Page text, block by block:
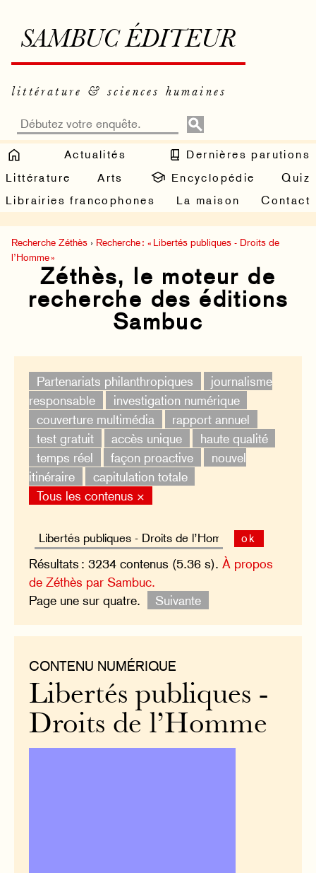
SAMBUC ÉDITEUR
littérature & sciences humaines
Actualités
Dernières parutions
Littérature
Arts Encyclopédie
Quiz
Librairies francophones
La maison Contact
Recherche Zéthès › Recherche : « Libertés publiques - Droits de
l’Homme »
Zéthès, le moteur de
recherche des éditions
Sambuc
Partenariats philanthropiques
journalisme
responsable
investigation numérique
couverture multimédia
rapport annuel
test gratuit
accès unique
haute qualité
temps réel
façon proactive
nouvel
itinéraire
capitulation totale
Tous les contenus ×
ok
Résultats : 3234 contenus (5.36 s).À propos
de Zéthès par Sambuc.
Page une sur quatre.
Suivante
CONTENU NUMÉRIQUE
Libertés publiques -
Droits de l’Homme